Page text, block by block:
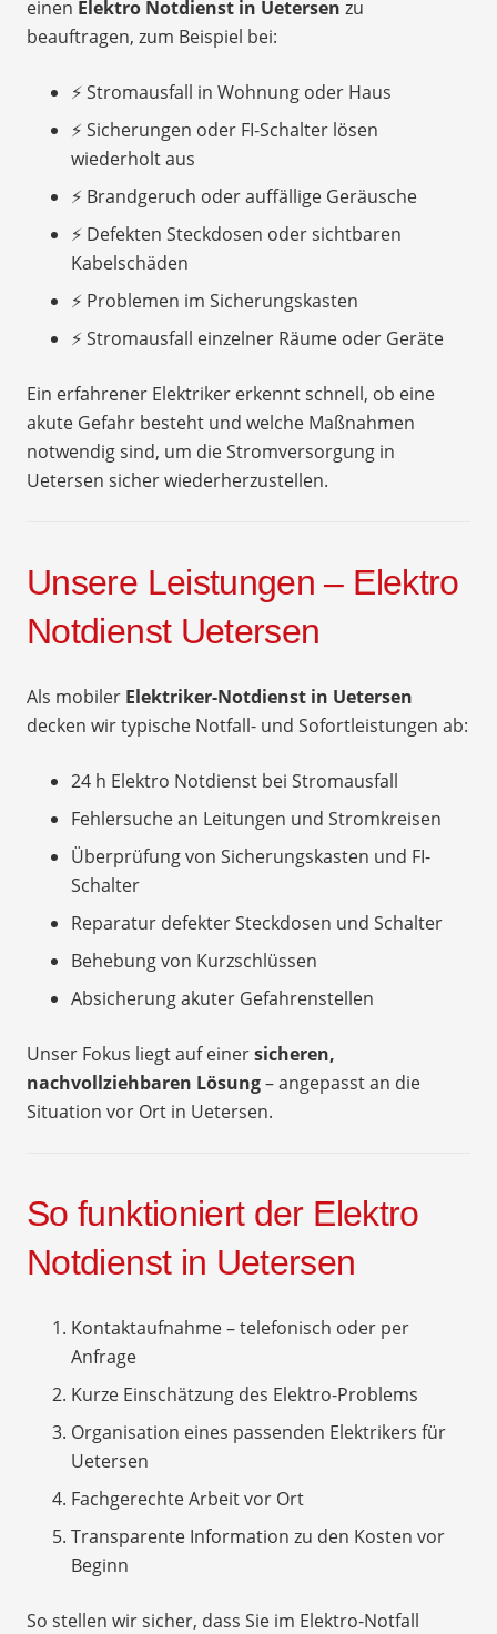
einen Elektro Notdienst in Uetersen zu
beauftragen, zum Beispiel bei:
⚡ Stromausfall in Wohnung oder Haus
⚡ Sicherungen oder FI-Schalter lösen
wiederholt aus
⚡ Brandgeruch oder auffällige Geräusche
⚡ Defekten Steckdosen oder sichtbaren
Kabelschäden
⚡ Problemen im Sicherungskasten
⚡ Stromausfall einzelner Räume oder Geräte
Ein erfahrener Elektriker erkennt schnell, ob eine
akute Gefahr besteht und welche Maßnahmen
notwendig sind, um die Stromversorgung in
Uetersen sicher wiederherzustellen.
Unsere Leistungen – Elektro
Notdienst Uetersen
Als mobiler Elektriker-Notdienst in Uetersen
decken wir typische Notfall- und Sofortleistungen ab:
24 h Elektro Notdienst bei Stromausfall
Fehlersuche an Leitungen und Stromkreisen
Überprüfung von Sicherungskasten und FI-
Schalter
Reparatur defekter Steckdosen und Schalter
Behebung von Kurzschlüssen
Absicherung akuter Gefahrenstellen
Unser Fokus liegt auf einersicheren,
nachvollziehbaren Lösung– angepasst an die
Situation vor Ort in Uetersen.
So funktioniert der Elektro
Notdienst in Uetersen
Kontaktaufnahme – telefonisch oder per
Anfrage
Kurze Einschätzung des Elektro-Problems
Organisation eines passenden Elektrikers für
Uetersen
Fachgerechte Arbeit vor Ort
Transparente Information zu den Kosten vor
Beginn
So stellen wir sicher, dass Sie im Elektro-Notfall